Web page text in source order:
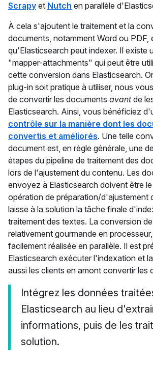
Scrapy et Nutch en parallèle
À cela s'ajoutent le traitement et la
documents, notamment Word ou PDF,
qu'Elasticsearch peut indexer. Il existe
"mapper-attachments" qui peut être
cette conversion dans Elasticsearch.
plug-in soit pratique à utiliser, nous
de convertir les documents avantde
Elasticsearch. Ainsi, vous bénéficiez
contrôle sur la manière dont les
convertis et améliorés. Une telle
document est, en règle générale, une
étapes du pipeline de traitement des
lors de l'ajustement du contenu. Les
envoyez à Elasticsearch doivent être
opération de préparation/d'ajustement
laisse à la solution la tâche finale
traitement des textes. La conversion
relativement gourmande en
facilement réalisée en parallèle. Il est
Elasticsearch exécuter l'indexation et
aussi les clients en amont convertir les
Intégrez les données
Elasticsearch au lieu
informations, puis de les
solution.